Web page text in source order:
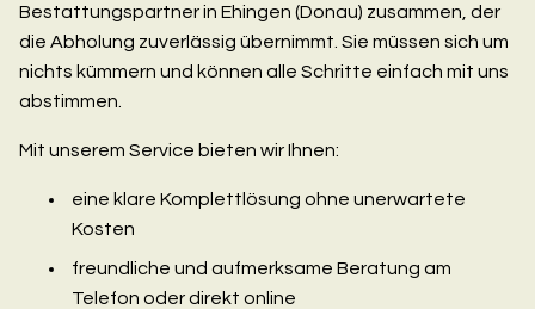
Bestattungspartner in Ehingen (Donau) zusammen, der
die Abholung zuverlässig übernimmt. Sie müssen sich um
nichts kümmern und können alle Schritte einfach mit uns
abstimmen.
Mit unserem Service bieten wir Ihnen:
eine klare Komplettlösung ohne unerwartete
Kosten
freundliche und aufmerksame Beratung am
Telefon oder direkt online